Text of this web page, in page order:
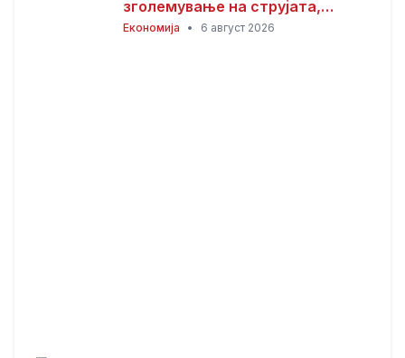
зголемување на струјата,
работиме на намалување на
Економија • 6 август 2026